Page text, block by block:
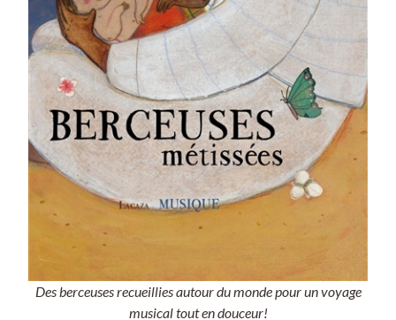
Des berceuses recueillies autour du monde pour un voyage
musical tout en douceur!